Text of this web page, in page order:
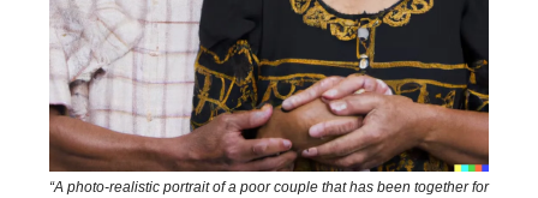
“A photo-realistic portrait of a poor couple that has been together for